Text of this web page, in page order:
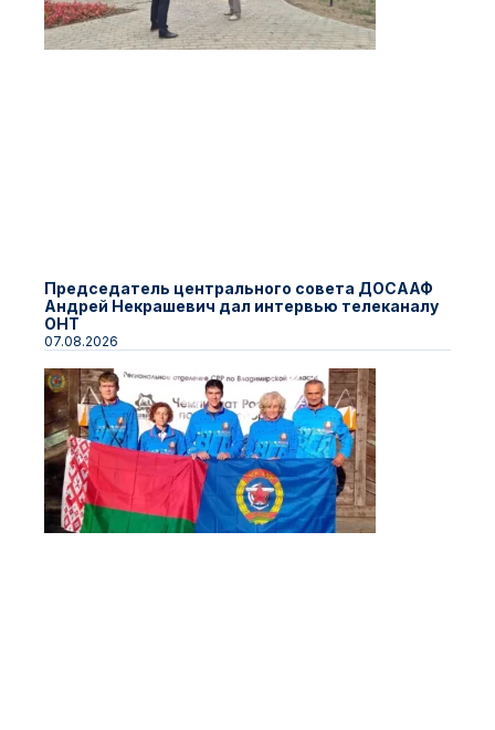
Председатель центрального совета ДОСААФ
Андрей Некрашевич дал интервью телеканалу
ОНТ
07.08.2026